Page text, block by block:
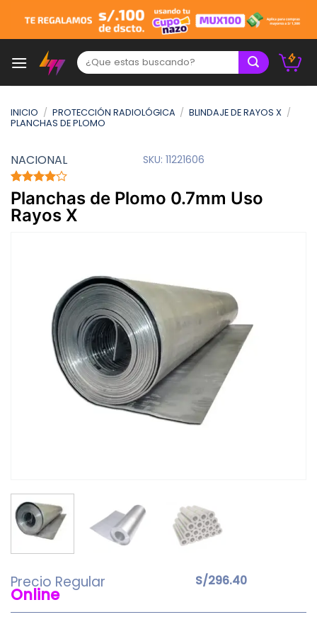
content
Buscar:
INICIO / PROTECCIÓN RADIOLÓGICA / BLINDAJE DE RAYOS X /
PLANCHAS DE PLOMO
NACIONAL
Valorado
con4.00
de 5 en
base a
1
SKU: 11221606
Planchas de Plomo 0.7mm Uso
Rayos X
Precio Regular
Online
S/296.40